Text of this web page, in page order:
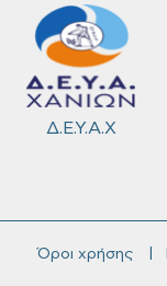
Δ.Ε.Υ.Α.Χ
Όροι χρήσης